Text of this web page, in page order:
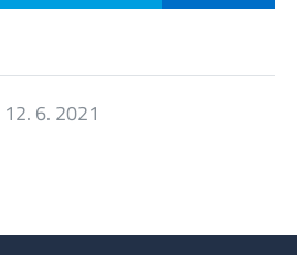
12. 6. 2021